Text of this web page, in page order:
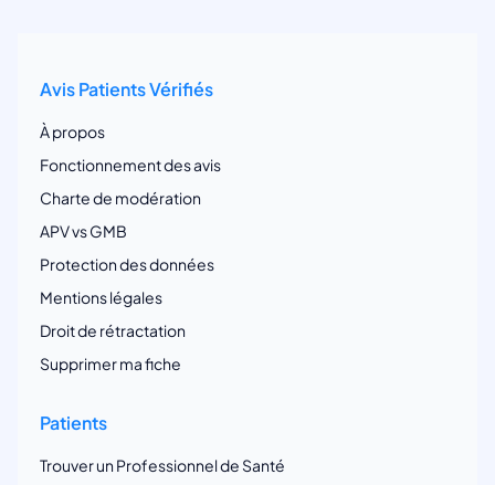
Avis Patients Vérifiés
À propos
Fonctionnement des avis
Charte de modération
APV vs GMB
Protection des données
Mentions légales
Droit de rétractation
Supprimer ma fiche
Patients
Trouver un Professionnel de Santé